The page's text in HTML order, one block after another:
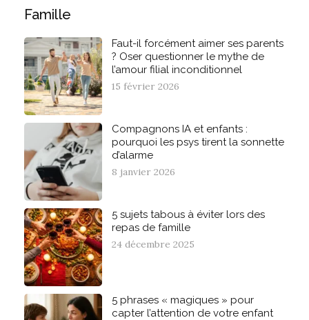
Famille
Faut-il forcément aimer ses parents
? Oser questionner le mythe de
l’amour filial inconditionnel
15 février 2026
Compagnons IA et enfants :
pourquoi les psys tirent la sonnette
d’alarme
8 janvier 2026
5 sujets tabous à éviter lors des
repas de famille
24 décembre 2025
5 phrases « magiques » pour
capter l’attention de votre enfant